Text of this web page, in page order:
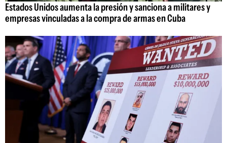
Estados Unidos aumenta la presión y sanciona a militares y
empresas vinculadas a la compra de armas en Cuba